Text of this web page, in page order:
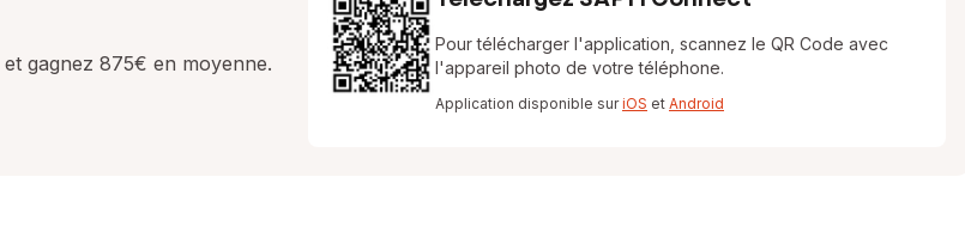
et gagnez 875€ en moyenne.
Pour télécharger l'application, scannez le QR Code avec
l'appareil photo de votre téléphone.
Application disponible suriOS et Android